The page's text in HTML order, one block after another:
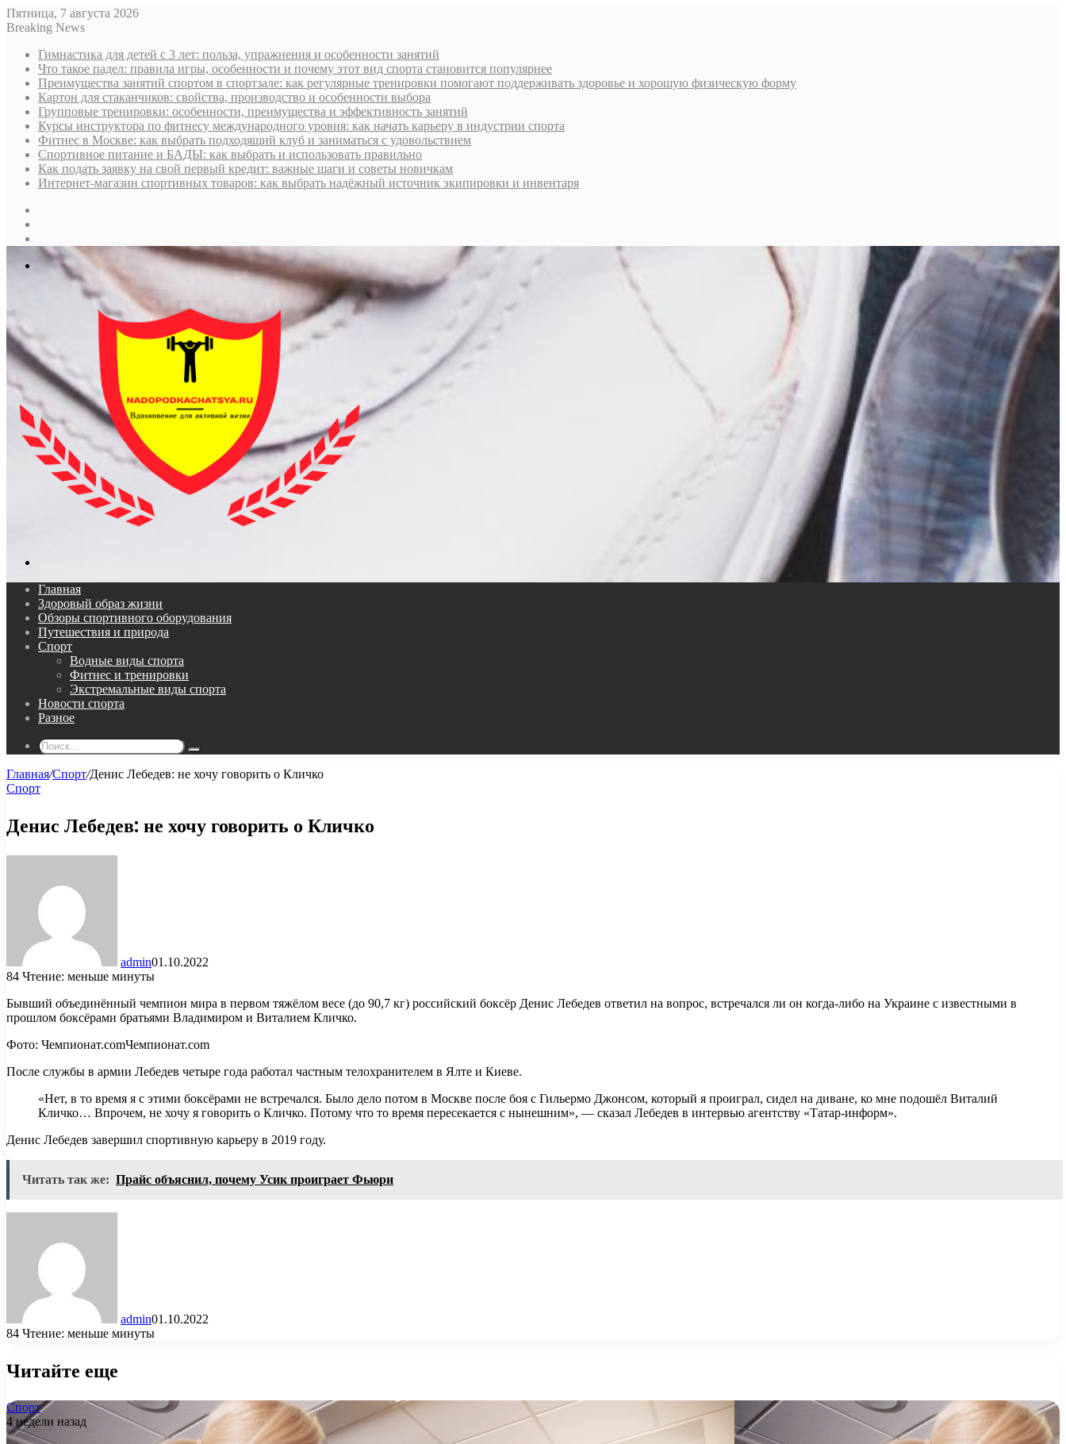
Пятница, 7 августа 2026
Breaking News
Гимнастика для детей с 3 лет: польза, упражнения и особенности занятий
Что такое падел: правила игры, особенности и почему этот вид спорта становится популярнее
Преимущества занятий спортом в спортзале: как регулярные тренировки помогают поддерживать здоровье и хорошую физическую форму
Картон для стаканчиков: свойства, производство и особенности выбора
Групповые тренировки: особенности, преимущества и эффективность занятий
Курсы инструктора по фитнесу международного уровня: как начать карьеру в индустрии спорта
Фитнес в Москве: как выбрать подходящий клуб и заниматься с удовольствием
Спортивное питание и БАДЫ: как выбрать и использовать правильно
Как подать заявку на свой первый кредит: важные шаги и советы новичкам
Интернет-магазин спортивных товаров: как выбрать надёжный источник экипировки и инвентаря
In
Меню
Главная
Здоровый образ жизни
Обзоры спортивного оборудования
Путешествия и природа
Спорт
Водные виды спорта
Фитнес и тренировки
Экстремальные виды спорта
Новости спорта
Разное
Поиск...
Главная/Спорт/Денис Лебедев: не хочу говорить о Кличко
Спорт
Денис Лебедев: не хочу говорить о Кличко
admin01.10.2022
84 Чтение: меньше минуты
Бывший объединённый чемпион мира в первом тяжёлом весе (до 90,7 кг) российский боксёр Денис Лебедев ответил на вопрос, встречался ли он когда-либо на Украине с известными в
прошлом боксёрами братьями Владимиром и Виталием Кличко.
Фото: Чемпионат.comЧемпионат.com
После службы в армии Лебедев четыре года работал частным телохранителем в Ялте и Киеве.
«Нет, в то время я с этими боксёрами не встречался. Было дело потом в Москве после боя с Гильермо Джонсом, который я проиграл, сидел на диване, ко мне подошёл Виталий
Кличко… Впрочем, не хочу я говорить о Кличко. Потому что то время пересекается с нынешним», — сказал Лебедев в интервью агентству «Татар-информ».
Денис Лебедев завершил спортивную карьеру в 2019 году.
Читать так же: Прайс объяснил, почему Усик проиграет Фьюри
admin01.10.2022
84 Чтение: меньше минуты
Читайте еще
Спорт
4 недели назад